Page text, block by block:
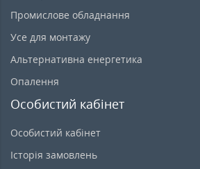
Промислове обладнання
Усе для монтажу
Альтернативна енергетика
Опалення
Особистий кабінет
Особистий кабінет
Історія замовлень